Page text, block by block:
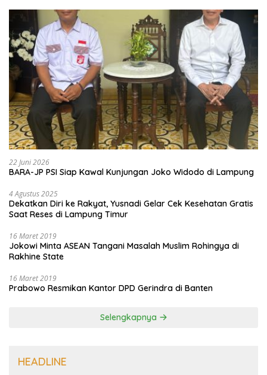
22 Juni 2026
BARA-JP PSI Siap Kawal Kunjungan Joko Widodo di Lampung
4 Agustus 2025
Dekatkan Diri ke Rakyat, Yusnadi Gelar Cek Kesehatan Gratis
Saat Reses di Lampung Timur
16 Maret 2019
Jokowi Minta ASEAN Tangani Masalah Muslim Rohingya di
Rakhine State
16 Maret 2019
Prabowo Resmikan Kantor DPD Gerindra di Banten
Selengkapnya
HEADLINE